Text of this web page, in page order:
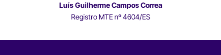
Luís Guilherme Campos Correa
Registro MTE nº 4604/ES